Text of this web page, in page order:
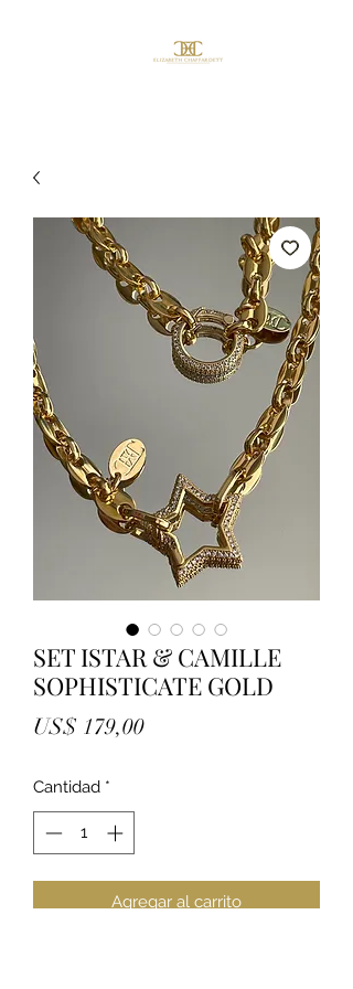
SET ISTAR & CAMILLE
SOPHISTICATE GOLD
US$ 179,00Precio
Cantidad *
Agregar al carrito